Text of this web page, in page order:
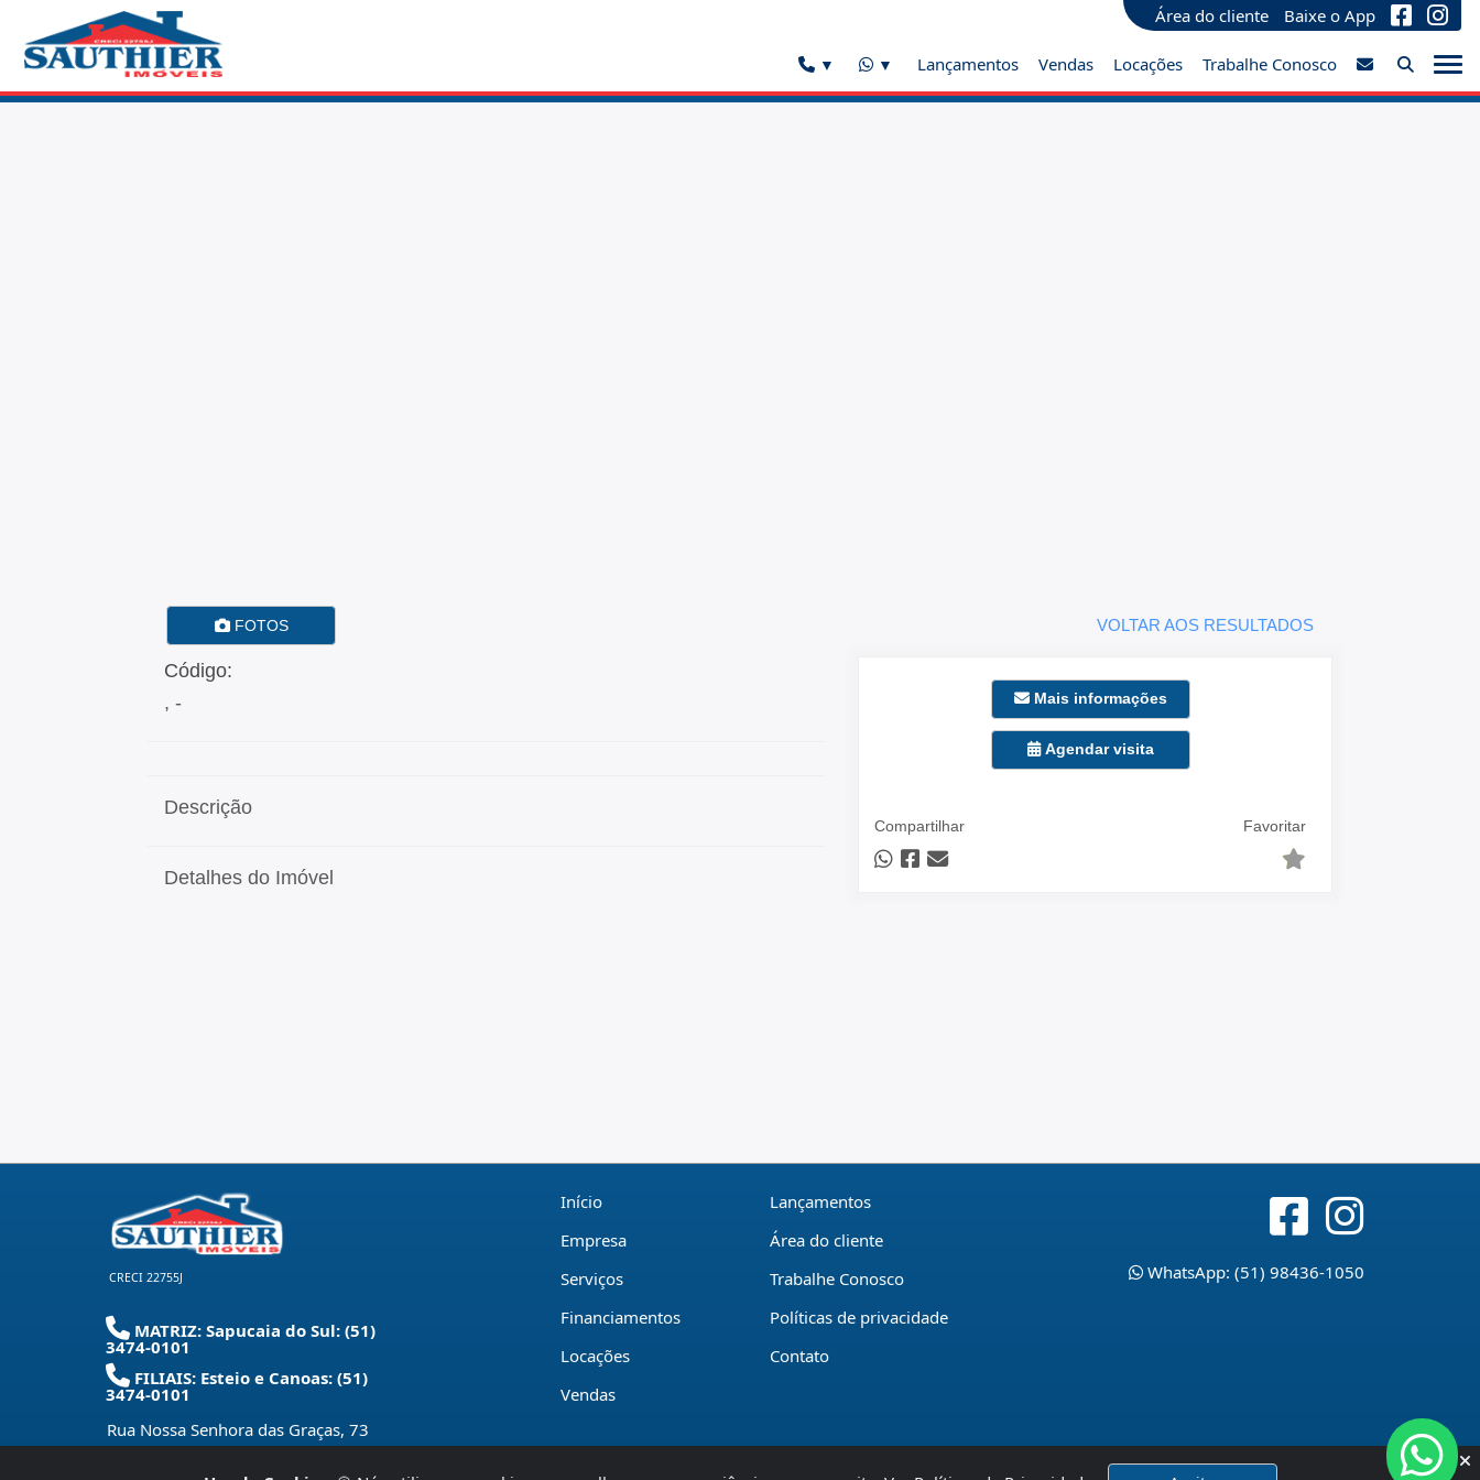
Área do cliente Baixe o App
Lançamentos Vendas Locações Trabalhe Conosco
FOTOS VOLTAR AOS RESULTADOS
Código:
, -
Descrição
Detalhes do Imóvel
Mais informações
Agendar visita
Compartilhar Favoritar
CRECI 22755J
MATRIZ: Sapucaia do Sul: (51)
3474-0101
FILIAIS: Esteio e Canoas: (51)
3474-0101
Rua Nossa Senhora das Graças, 73
Início
Empresa
Serviços
Financiamentos
Locações
Vendas
Lançamentos
Área do cliente
Trabalhe Conosco
Políticas de privacidade
Contato
WhatsApp: (51) 98436-1050